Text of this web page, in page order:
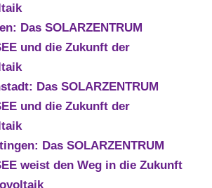
Das SOLARZENTRUM
und die Zukunft der
Das SOLARZENTRUM
und die Zukunft der
Das SOLARZENTRUM
weist den Weg in die Zukunft